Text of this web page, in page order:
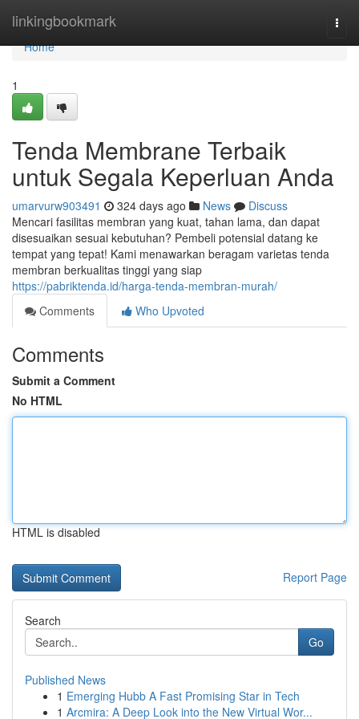
linkingbookmark
Home
Home
1
Tenda Membrane Terbaik
untuk Segala Keperluan Anda
umarvurw903491 324 days ago News
Discuss
Mencari fasilitas membran yang kuat, tahan lama, dan dapat
disesuaikan sesuai kebutuhan? Pembeli potensial datang ke
tempat yang tepat! Kami menawarkan beragam varietas tenda
membran berkualitas tinggi yang siap
https://pabriktenda.id/harga-tenda-membran-murah/
Comments
Who Upvoted
Comments
Submit a Comment
No HTML
HTML is disabled
Report Page
Search
Go
Published News
1 Emerging Hubb A Fast Promising Star in Tech
1 Arcmira: A Deep Look into the New Virtual Wor...